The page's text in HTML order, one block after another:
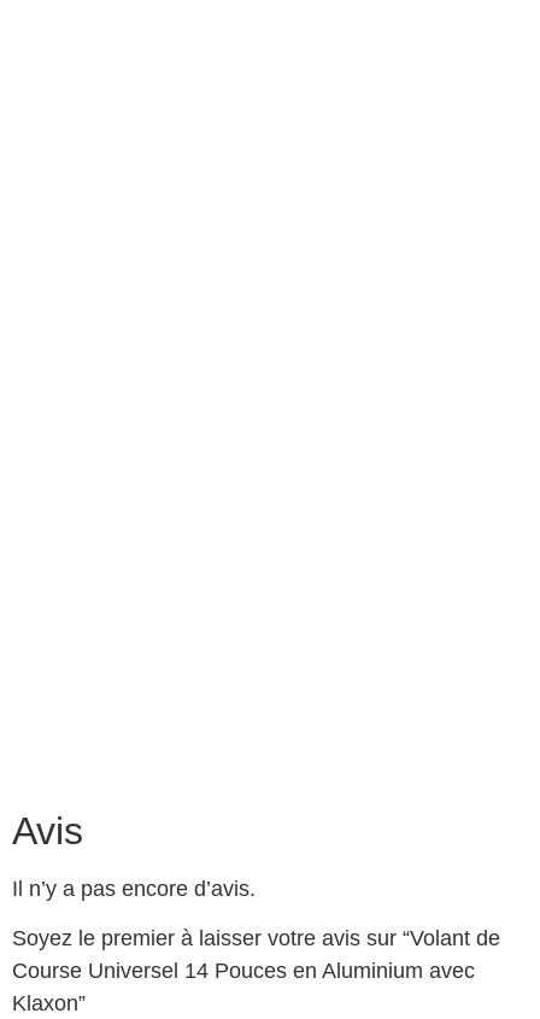
Avis
Il n’y a pas encore d’avis.
Soyez le premier à laisser votre avis sur “Volant de
Course Universel 14 Pouces en Aluminium avec
Klaxon”